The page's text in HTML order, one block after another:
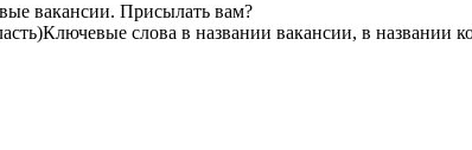
вакансии. Присылать вам?
Ключевые слова в названии вакансии, в названии